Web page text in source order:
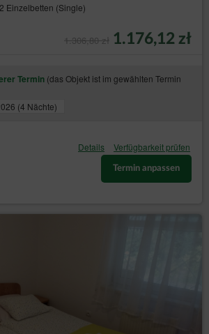
2 Einzelbetten (Single)
1.306,80 zł 1.176,12 zł
Termin (das Objekt ist im gewählten Termin
(4 Nächte)
Details Verfügbarkeit prüfen
Termin anpassen